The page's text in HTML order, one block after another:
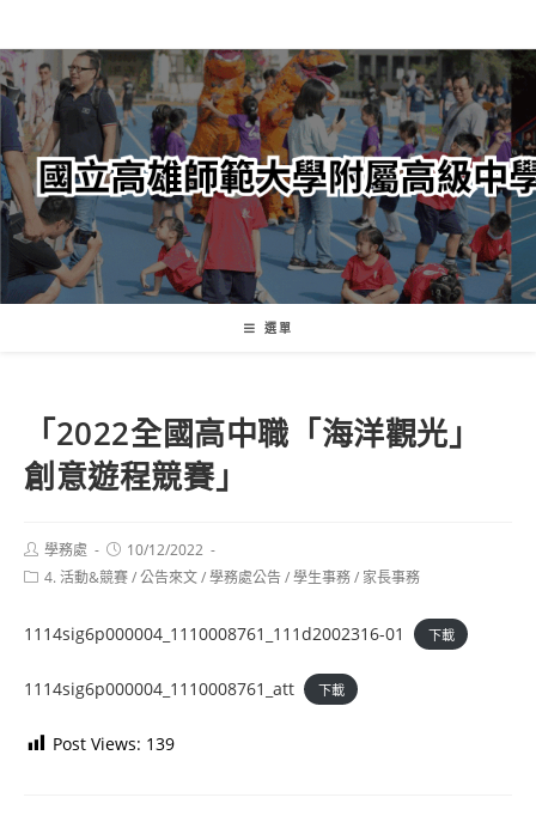
轉
至
主
內
容
選單
「2022全國高中職「海洋觀光」
創意遊程競賽」
Post
author:
學務處
Post
published:
10/12/2022
Post4. 活動&競賽/公告來文/學務處公告/學生事務/ 家長事務
1114sig6p000004_1110008761_111d2002316-01 下載
1114sig6p000004_1110008761_att 下載
Post Views: 139